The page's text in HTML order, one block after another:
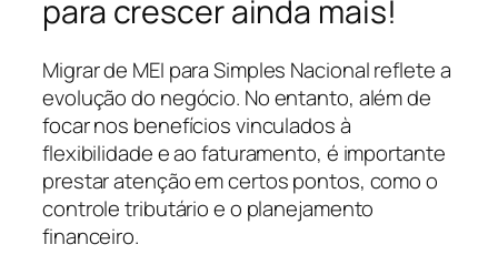
para crescer ainda mais!
Migrar de MEI para Simples Nacional reflete a
evolução do negócio. No entanto, além de
focar nos benefícios vinculados à
flexibilidade e ao faturamento, é importante
prestar atenção em certos pontos, como o
controle tributário e o planejamento
financeiro.